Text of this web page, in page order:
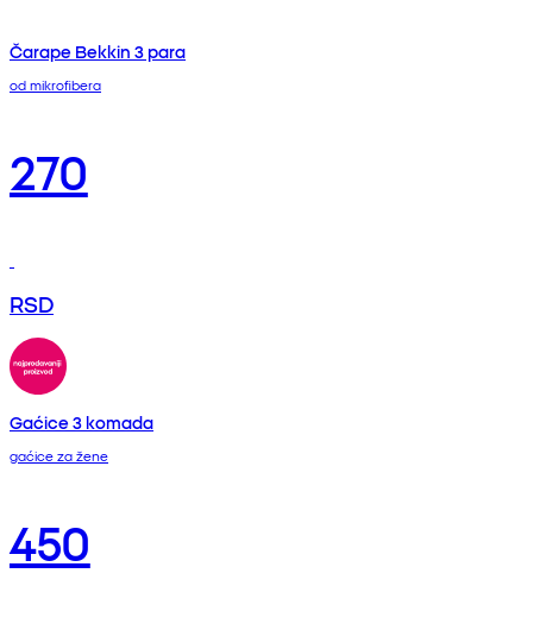
Čarape Bekkin 3 para
od mikrofibera
270
RSD
Gaćice 3 komada
gaćice za žene
450